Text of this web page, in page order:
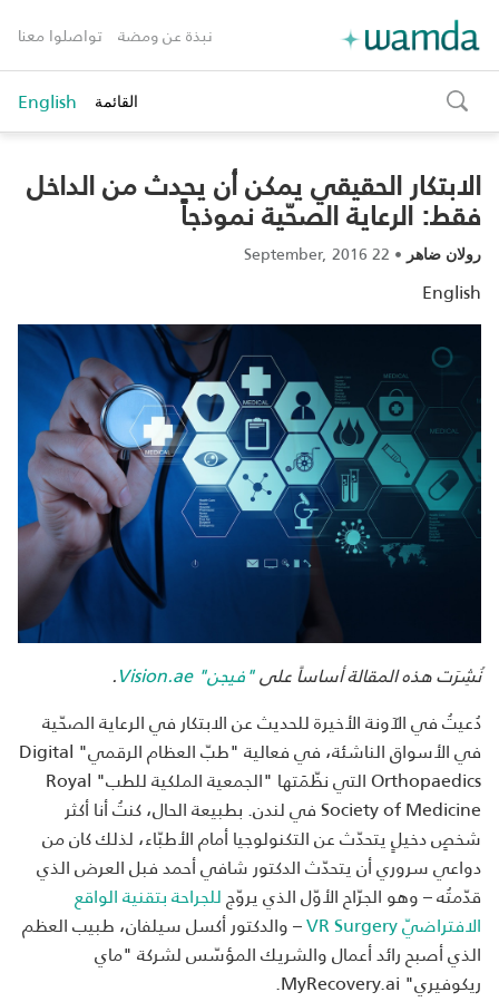
نبذة عن ومضة تواصلوا معنا
toggle
search
القائمة English
الابتكار الحقيقي يمكن أن يحدث من الداخل
فقط: الرعاية الصحّية نموذجاً
رولان ضاهر •
22 September, 2016
English
نُشِرَت هذه المقالة أساساً على"فيجن"Vision.ae
.
دُعيتُ في الآونة الأخيرة للحديث عن الابتكار في الرعاية الصحّية
في الأسواق الناشئة، في فعالية "طبّ العظام الرقمي" Digital
Orthopaedicsالتي نظّمَتها "الجمعية الملكية للطب" Royal
Society of Medicineفي لندن. بطبيعة الحال، كنتُ أنا أكثر
شخصٍ دخيلٍ يتحدّث عن التكنولوجيا أمام الأطبّاء، لذلك كان من
دواعي سروري أن يتحدّث الدكتور شافي أحمد فبل العرض الذي
قدّمتُه – وهو الجرّاح الأوّل الذي يروّجللجراحة بتقنية الواقع
الافتراضيّVR Surgery– والدكتور أكسل سيلفان، طبيب العظم
الذي أصبح رائد أعمال والشريك المؤسّس لشركة "ماي
ريكوفيري" MyRecovery.ai
.